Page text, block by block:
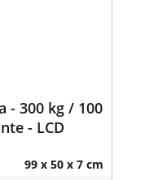
- 300 kg / 100
- LCD
99 x 50 x 7 cm